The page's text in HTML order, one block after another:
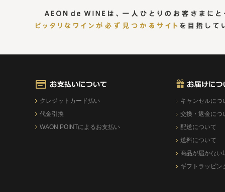
クレジットカード払い
代金引換
WAON POINTによるお支払い
キャンセルにつ
交換・返金につ
配送について
送料について
商品が届かない
ギフトラッピン